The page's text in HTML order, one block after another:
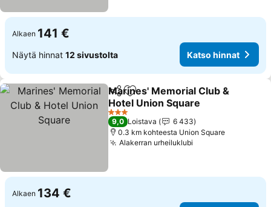
Alkaen 141 €
Näytä hinnat 12 sivustolta Katso hinnat
Jaa Lisää suosikkeihin
Marines' Memorial Club &
Hotel Union Square
3 Tähtiluokitus
9,0 Loistava
6 433
0.3 km kohteesta Union Square
Alakerran urheiluklubi
Alkaen 134 €